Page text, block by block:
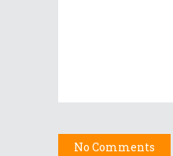
No Comments